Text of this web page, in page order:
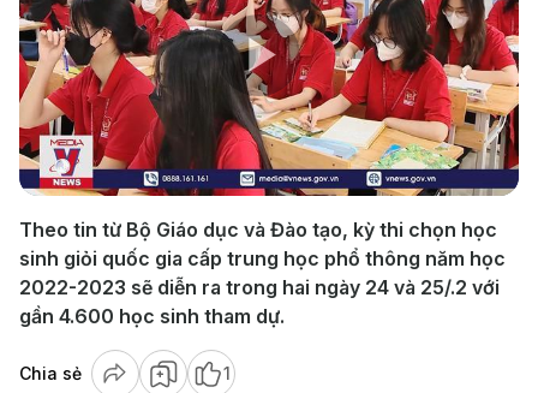
Play
Video
Theo tin từ Bộ Giáo dục và Đào tạo, kỳ thi chọn học
sinh giỏi quốc gia cấp trung học phổ thông năm học
2022-2023 sẽ diễn ra trong hai ngày 24 và 25/.2 với
gần 4.600 học sinh tham dự.
Chia sẻ 1